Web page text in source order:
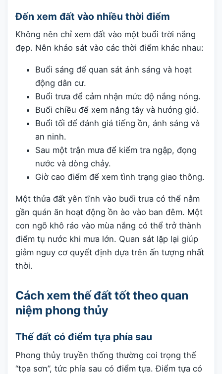
Đến xem đất vào nhiều thời điểm
Không nên chỉ xem đất vào một buổi trời nắng
đẹp. Nên khảo sát vào các thời điểm khác nhau:
Buổi sáng để quan sát ánh sáng và hoạt
động dân cư.
Buổi trưa để cảm nhận mức độ nắng nóng.
Buổi chiều để xem nắng tây và hướng gió.
Buổi tối để đánh giá tiếng ồn, ánh sáng và
an ninh.
Sau một trận mưa để kiểm tra ngập, đọng
nước và dòng chảy.
Giờ cao điểm để xem tình trạng giao thông.
Một thửa đất yên tĩnh vào buổi trưa có thể nằm
gần quán ăn hoạt động ồn ào vào ban đêm. Một
con ngõ khô ráo vào mùa nắng có thể trở thành
điểm tụ nước khi mưa lớn. Quan sát lặp lại giúp
giảm nguy cơ quyết định dựa trên ấn tượng nhất
thời.
Cách xem thế đất tốt theo quan
niệm phong thủy
Thế đất có điểm tựa phía sau
Phong thủy truyền thống thường coi trọng thế
“tọa sơn”, tức phía sau có điểm tựa. Điểm tựa có